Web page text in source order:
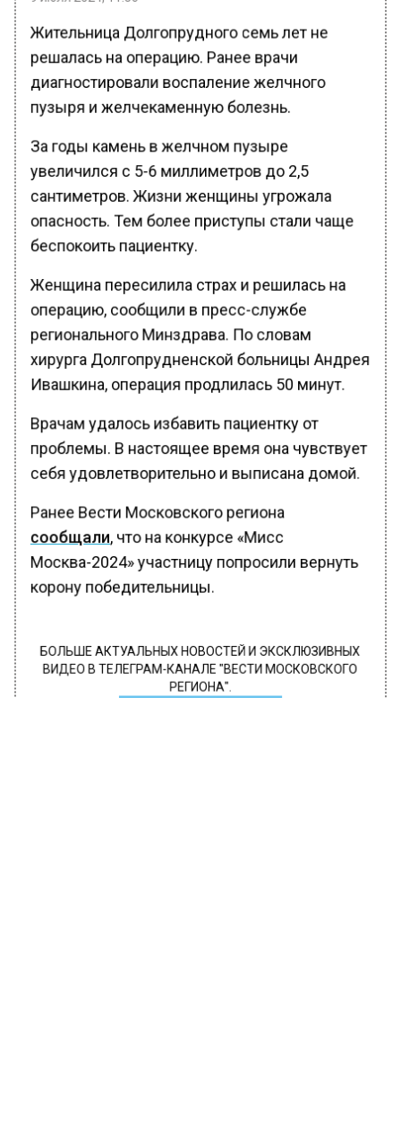
Жительница Долгопрудного семь лет не
решалась на операцию. Ранее врачи
диагностировали воспаление желчного
пузыря и желчекаменную болезнь.
За годы камень в желчном пузыре
увеличился с 5-6 миллиметров до 2,5
сантиметров. Жизни женщины угрожала
опасность. Тем более приступы стали чаще
беспокоить пациентку.
Женщина пересилила страх и решилась на
операцию, сообщили в пресс-службе
регионального Минздрава. По словам
хирурга Долгопрудненской больницы Андрея
Ивашкина, операция продлилась 50 минут.
Врачам удалось избавить пациентку от
проблемы. В настоящее время она чувствует
себя удовлетворительно и выписана домой.
Ранее Вести Московского региона
сообщали, что на конкурсе «Мисс
Москва-2024» участницу попросили вернуть
корону победительницы.
БОЛЬШЕ АКТУАЛЬНЫХ НОВОСТЕЙ И ЭКСКЛЮЗИВНЫХ
ВИДЕО В ТЕЛЕГРАМ-КАНАЛЕ "ВЕСТИ МОСКОВСКОГО
РЕГИОНА".